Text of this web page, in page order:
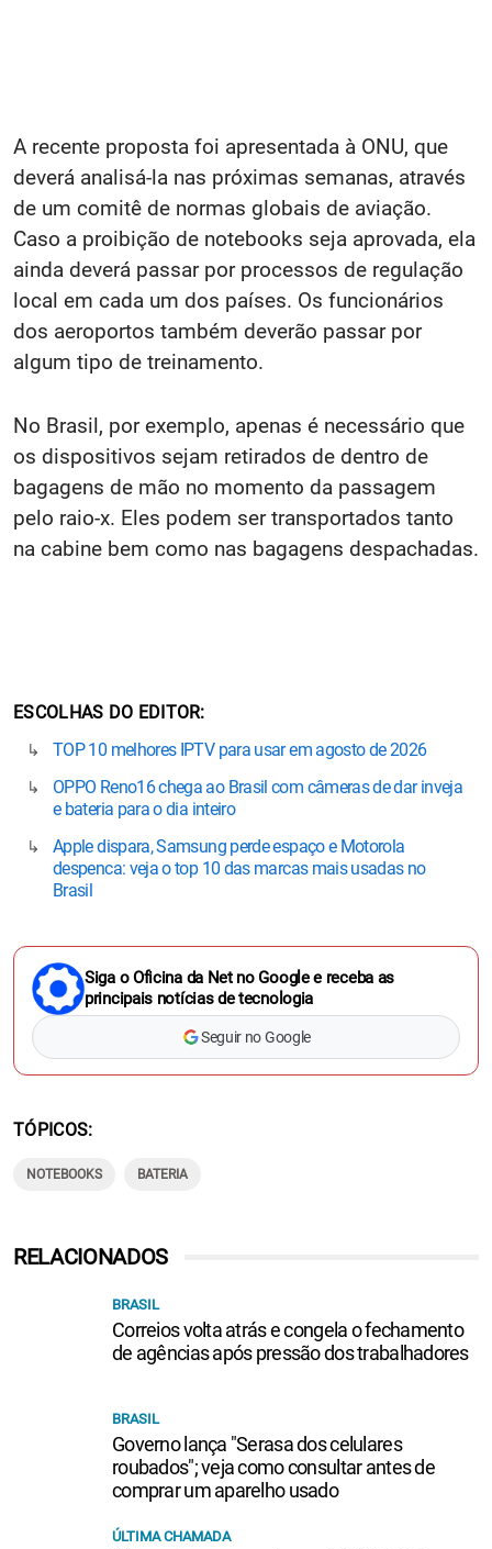
A recente proposta foi apresentada à ONU, que
deverá analisá-la nas próximas semanas, através
de um comitê de normas globais de aviação.
Caso a proibição de notebooks seja aprovada, ela
ainda deverá passar por processos de regulação
local em cada um dos países. Os funcionários
dos aeroportos também deverão passar por
algum tipo de treinamento.
No Brasil, por exemplo, apenas é necessário que
os dispositivos sejam retirados de dentro de
bagagens de mão no momento da passagem
pelo raio-x. Eles podem ser transportados tanto
na cabine bem como nas bagagens despachadas.
ESCOLHAS DO EDITOR
TOP 10 melhores IPTV para usar em agosto de 2026
OPPO Reno16 chega ao Brasil com câmeras de dar inveja
e bateria para o dia inteiro
Apple dispara, Samsung perde espaço e Motorola
despenca: veja o top 10 das marcas mais usadas no
Brasil
Siga o Oficina da Net no Google e receba as
principais notícias de tecnologia
Seguir no Google
TÓPICOS
NOTEBOOKS BATERIA
RELACIONADOS
BRASIL
Correios volta atrás e congela o fechamento
de agências após pressão dos trabalhadores
BRASIL
Governo lança "Serasa dos celulares
roubados"; veja como consultar antes de
comprar um aparelho usado
ÚLTIMA CHAMADA